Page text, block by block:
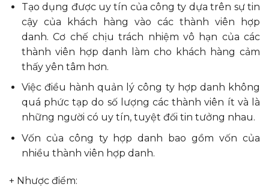
Tạo dụng được uy tín của công ty dựa trên sự tin
cậy của khách hàng vào các thành viên hợp
danh. Cơ chế chịu trách nhiệm vô hạn của các
thành viên hợp danh làm cho khách hàng cảm
thấy yên tâm hơn.
Việc điều hành quản lý công ty hợp danh không
quá phức tạp do số lượng các thành viên ít và là
những người có uy tín, tuyệt đối tin tưởng nhau.
Vốn của công ty hợp danh bao gồm vốn của
nhiều thành viên hợp danh.
+ Nhược điểm: